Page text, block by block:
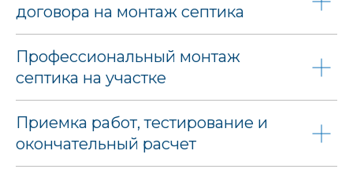
договора на монтаж септика
Профессиональный монтаж
септика на участке
Приемка работ, тестирование и
окончательный расчет